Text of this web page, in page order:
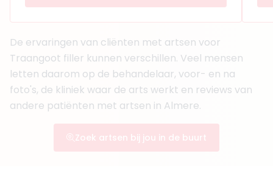
FunctieBasisarts
Aantal jaar ervaring3 jaar
Klinieken
Faceland Almere
Faceland Haarlem
Faceland Alkmaar
Boek consult
Bekijk artsprofiel
(6reviews)
De ervaringen van cliënten met artsen voor
Traangoot filler kunnen verschillen. Veel mensen
letten daarom op de behandelaar, voor- en na
foto's, de kliniek waar de arts werkt en reviews van
andere patiënten met artsen in Almere.
Zoek artsen bij jou in de buurt